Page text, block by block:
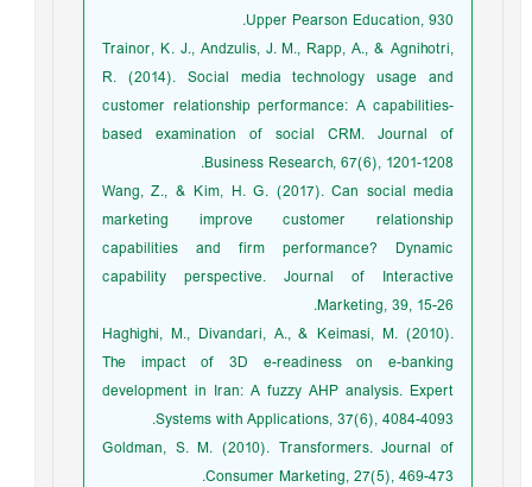
Upper Pearson Education, 930.
Trainor, K. J., Andzulis, J. M., Rapp, A., & Agnihotri,
R. (2014). Social media technology usage and
customer relationship performance: A capabilities-
based examination of social CRM. Journal of
Business Research, 67(6), 1201-1208.
Wang, Z., & Kim, H. G. (2017). Can social media
marketing improve customer relationship
capabilities and firm performance? Dynamic
capability perspective. Journal of Interactive
Marketing, 39, 15-26.
Haghighi, M., Divandari, A., & Keimasi, M. (2010).
The impact of 3D e-readiness on e-banking
development in Iran: A fuzzy AHP analysis. Expert
Systems with Applications, 37(6), 4084-4093.
Goldman, S. M. (2010). Transformers. Journal of
Consumer Marketing, 27(5), 469-473.